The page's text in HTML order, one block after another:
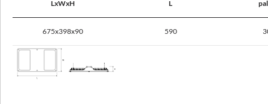
LxWxH
L
675x398x90 590
Alimentación segura con bajo voltaje (SELV)
no
Fuente de luz